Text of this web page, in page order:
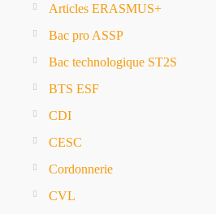
Articles ERASMUS+
Bac pro ASSP
Bac technologique ST2S
BTS ESF
CDI
CESC
Cordonnerie
CVL